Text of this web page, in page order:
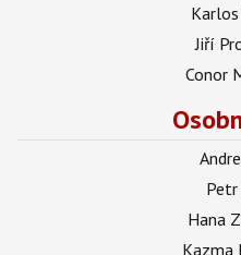
Jiří
Conor
Hana
Kazma